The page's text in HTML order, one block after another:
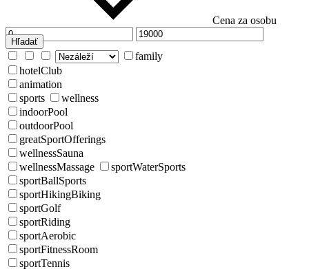
Cena za osobu
Hľadať
family
hotelClub
animation
sports
wellness
indoorPool
outdoorPool
greatSportOfferings
wellnessSauna
wellnessMassage
sportWaterSports
sportBallSports
sportHikingBiking
sportGolf
sportRiding
sportAerobic
sportFitnessRoom
sportTennis